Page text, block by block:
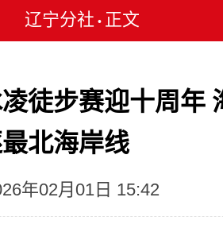
辽宁分社 • 正文
徒步赛迎十周年
北海岸线
年02月01日 15:42